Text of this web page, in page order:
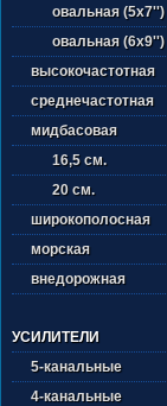
овальная (5х7'')
овальная (6х9'')
высокочастотная
среднечастотная
мидбасовая
16,5 см.
20 см.
широкополосная
морская
внедорожная
УСИЛИТЕЛИ
5-канальные
4-канальные